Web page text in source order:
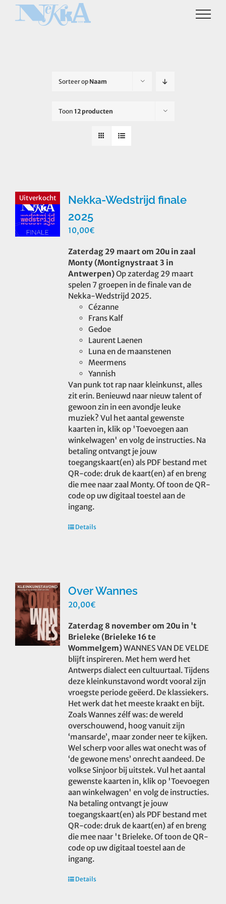
Sorteer op Naam
Toon 12 producten
Uitverkocht
Nekka-Wedstrijd finale
2025
10,00€
Zaterdag 29 maart om 20u in zaal
Monty (Montignystraat 3 in
Antwerpen)Op zaterdag 29 maart
spelen 7 groepen in de finale van de
Nekka-Wedstrijd 2025.
Cézanne
Frans Kalf
Gedoe
Laurent Laenen
Luna en de maanstenen
Meermens
Yannish
Van punk tot rap naar kleinkunst, alles
zit erin. Benieuwd naar nieuw talent of
gewoon zin in een avondje leuke
muziek? Vul het aantal gewenste
kaarten in, klik op 'Toevoegen aan
winkelwagen' en volg de instructies. Na
betaling ontvangt je jouw
toegangskaart(en) als PDF bestand met
QR-code: druk de kaart(en) af en breng
die mee naar zaal Monty. Of toon de QR-
code op uw digitaal toestel aan de
ingang.
Details
Over Wannes
20,00€
Zaterdag 8 november om 20u in 't
Brieleke (Brieleke 16 te
Wommelgem)WANNES VAN DE VELDE
blijft inspireren. Met hem werd het
Antwerps dialect een cultuurtaal. Tijdens
deze kleinkunstavond wordt vooral zijn
vroegste periode geëerd. De klassiekers.
Het werk dat het meeste kraakt en bijt.
Zoals Wannes zélf was: de wereld
overschouwend, hoog vanuit zijn
‘mansarde’, maar zonder neer te kijken.
Wel scherp voor alles wat onecht was of
‘de gewone mens’ onrecht aandeed. De
volkse Sinjoor bij uitstek. Vul het aantal
gewenste kaarten in, klik op 'Toevoegen
aan winkelwagen' en volg de instructies.
Na betaling ontvangt je jouw
toegangskaart(en) als PDF bestand met
QR-code: druk de kaart(en) af en breng
die mee naar 't Brieleke. Of toon de QR-
code op uw digitaal toestel aan de
ingang.
Details